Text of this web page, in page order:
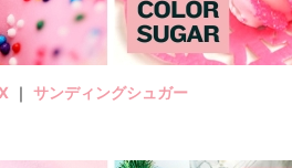
｜ サンディングシュガー